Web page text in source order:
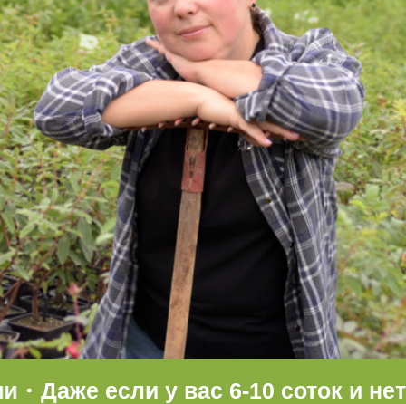
если у вас 6-10 соток и нет